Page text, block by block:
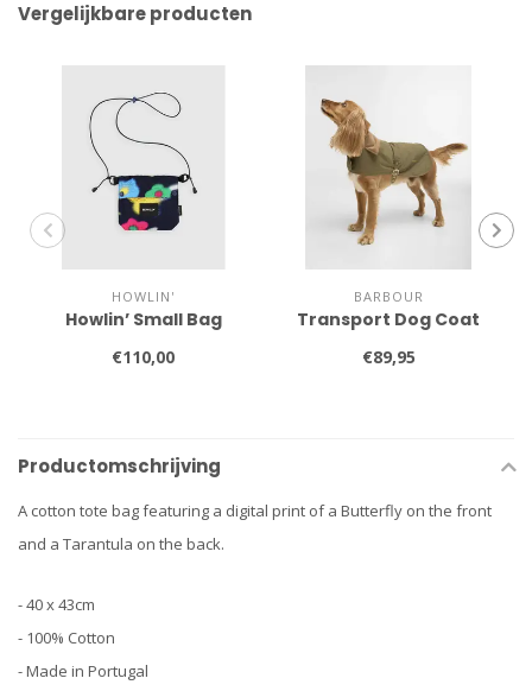
Vergelijkbare producten
HOWLIN'
Howlin’ Small Bag
€110,00
BARBOUR
Transport Dog Coat
€89,95
Productomschrijving
A cotton tote bag featuring a digital print of a Butterfly on the front
and a Tarantula on the back.
- 40 x 43cm
- 100% Cotton
- Made in Portugal